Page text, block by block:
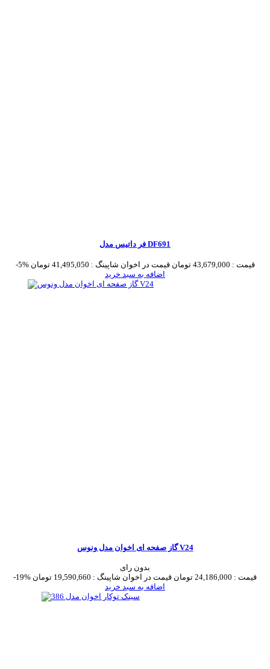
فر داتیس مدل DF691
-5% قیمت : 43,679,000 تومان قیمت در اخوان شاپینگ : 41,495,050 تومان
اضافه به سبد خرید
گاز صفحه ای اخوان مدل ونوس V24
بدون رای
-19%
قیمت : 24,186,000 تومان قیمت در اخوان شاپینگ : 19,590,660 تومان
اضافه به سبد خرید